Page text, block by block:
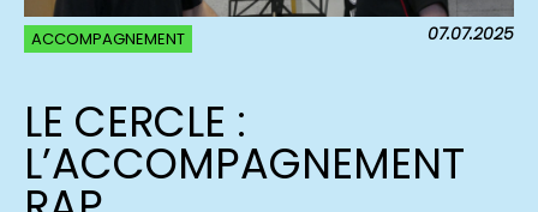
ACCOMPAGNEMENT 07.07.2025
LE CERCLE :
L’ACCOMPAGNEMENT